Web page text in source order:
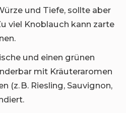
und Tiefe, sollte aber
viel Knoblauch kann zarte
und einen grünen
mit Kräuteraromen
(z. B. Riesling, Sauvignon,